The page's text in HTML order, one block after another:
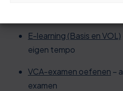
E-learning (Basis en VOL)
eigen tempo
VCA-examen oefenen –
examen